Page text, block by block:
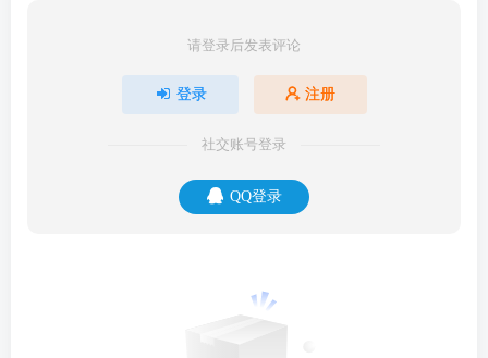
请登录后发表评论
登录 注册
社交账号登录
QQ登录